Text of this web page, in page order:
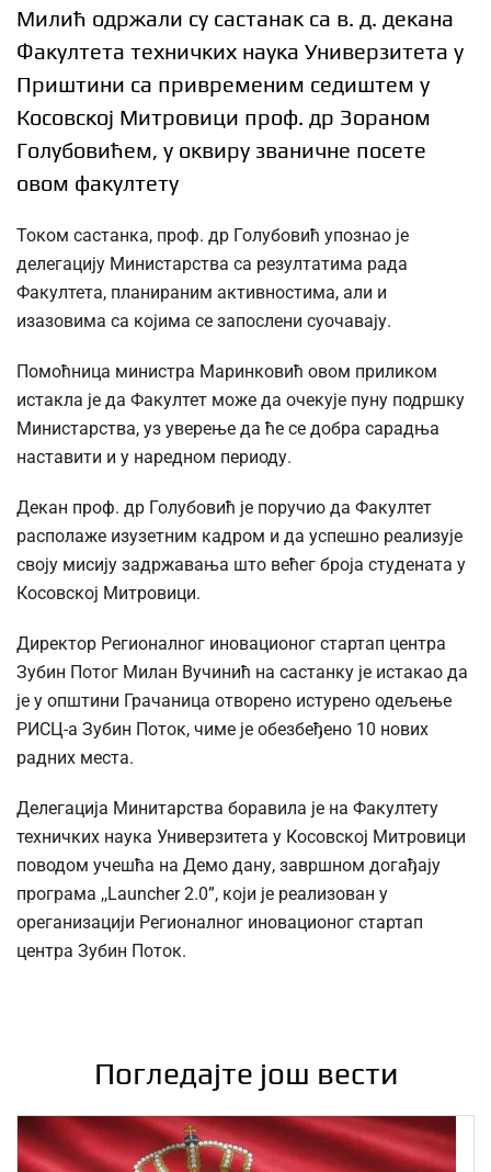
Милић одржали су састанак са в. д. декана
Факултета техничких наука Универзитета у
Приштини са привременим седиштем у
Косовској Митровици проф. др Зораном
Голубовићем, у оквиру званичне посете
овом факултету
Током састанка, проф. др Голубовић упознао је
делегацију Министарства са резултатима рада
Факултета, планираним активностима, али и
изазовима са којима се запослени суочавају.
Помоћница министра Маринковић овом приликом
истакла је да Факултет може да очекује пуну подршку
Министарства, уз уверење да ће се добра сарадња
наставити и у наредном периоду.
Декан проф. др Голубовић је поручио да Факултет
располаже изузетним кадром и да успешно реализује
своју мисију задржавања што већег броја студената у
Косовској Митровици.
Директор Регионалног иновационог стартап центра
Зубин Потог Милан Вучинић на састанку је истакао да
је у општини Грачаница отворено истурено одељење
РИСЦ-а Зубин Поток, чиме је обезбеђено 10 нових
радних места.
Делегација Минитарства боравила је на Факултету
техничких наука Универзитета у Косовској Митровици
поводом учешћа на Демо дану, завршном догађају
програма ,,Launcher 2.0”, који је реализован у
ореганизацији Регионалног иновационог стартап
центра Зубин Поток.
Погледајте још вести